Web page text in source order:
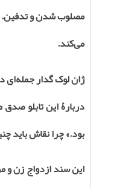
مصلوب شدن و تدفین.
می‌کند.
ژان لوک گدار جمله‌ای
دربارۀ این تابلو
بود.» چرا نقاش باید
این سند ازدواج زن و